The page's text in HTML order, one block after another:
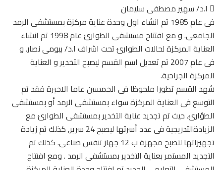
 ا.د/ سهير مصطفى سليمان
فى عام 1985 تم انشاء اول وحدة عناية مركزة بمستشفى الرمد
الجامعى. و مع افتتاح مستشفى الطوارئ عام 1998 تم انشاء
العناية المركزة لحالات الطوارئ تحت اشراف ا.د/ بيومى نصار. و
فى عام 2007 تم تعديل اسم القسم ليصبح التخدير و العناية
المركزة الجراحية.
شهد القسم تطورا ملحوظا فى الخمسين عاما الاخيرة فقد تم
التوسع فى العناية المركزة سواء بمستشفى الرمد أو بمستشفى
الطؤارئ. حيث تم تجديد عناية التخدير بمستشفى الطوارئ مع
الزيادةالتدريجية فى عدد أسرتها ليصبح 24 سرير, كذلك تم زيادة
تجهيزاتها لتصبح مجهزة ب 12 جهاز تنفس صناعى. كذلك تم
التجديد المستمر بعناية التخدير بمستشفى الرمد . ومع افتتاح